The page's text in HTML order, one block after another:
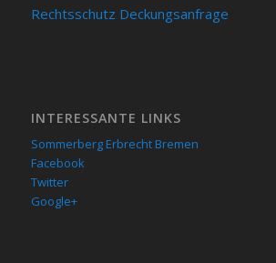
Rechtsschutz Deckungsanfrage
INTERESSANTE LINKS
Sommerberg Erbrecht Bremen
Facebook
Twitter
Google+